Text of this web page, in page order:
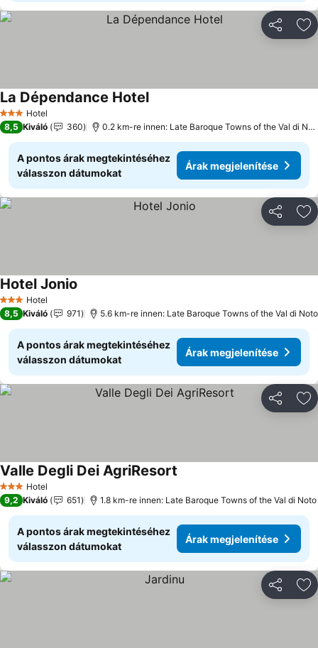
3 Kategória
Hotel
La Dépendance Hotel
8,5 Kiváló 360 0.2 km-re innen: Late Baroque Towns of the Val di Noto
A pontos árak megtekintéséhez
válasszon dátumokat
Árak megjelenítése
3 Kategória
Hotel
Hotel Jonio
8,5 Kiváló 971 5.6 km-re innen: Late Baroque Towns of the Val di Noto
A pontos árak megtekintéséhez
válasszon dátumokat
Árak megjelenítése
3 Kategória
Hotel
Valle Degli Dei AgriResort
9,2 Kiváló 651 1.8 km-re innen: Late Baroque Towns of the Val di Noto
A pontos árak megtekintéséhez
válasszon dátumokat
Árak megjelenítése